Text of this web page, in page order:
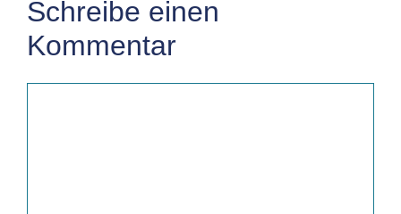
Schreibe einen
Kommentar